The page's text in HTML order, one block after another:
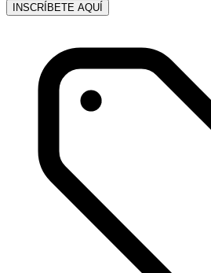
INSCRÍBETE AQUÍ